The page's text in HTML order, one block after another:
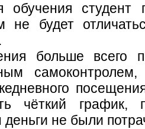
обучения студент
не будет
больше всего
самоконтролем,
чёткий
не были